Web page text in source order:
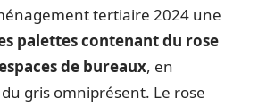
tertiaire 2024 une
palettes contenant du rose
de bureaux, en
gris omniprésent. Le rose